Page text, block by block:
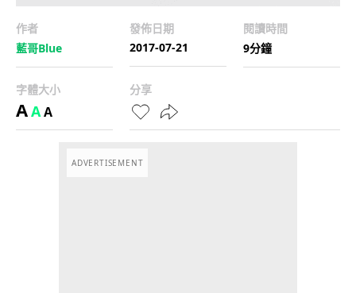
作者
藍哥Blue
發佈日期
2017-07-21
閱讀時間
9分鐘
字體大小
AAA
分享
ADVERTISEMENT